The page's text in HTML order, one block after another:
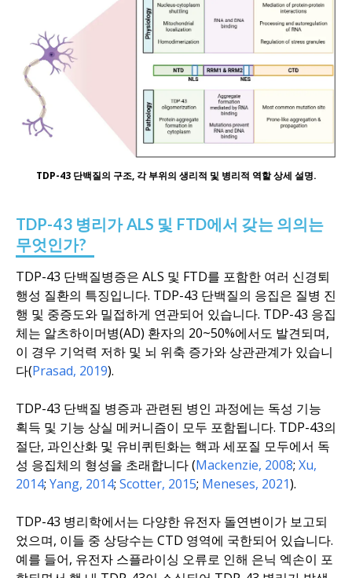
TDP-43 단백질의 구조, 각 부위의 생리적 및 병리적 역할 상세 설명.
TDP-43 병리가 ALS 및 FTD에서 갖는 의의는
무엇인가?
TDP-43 단백질병증은 ALS 및 FTD를 포함한 여러 신경퇴
행성 질환의 특징입니다. TDP-43 단백질의 응집은 질병 진
행 및 중증도와 밀접하게 연관되어 있습니다. TDP-43 응집
체는 알츠하이머병(AD) 환자의 20~50%에서도 발견되며,
이 경우 기억력 저하 및 뇌 위축 증가와 상관관계가 있습니
다(Prasad, 2019).
TDP-43 단백질 병증과 관련된 병인 과정에는 독성 기능
획득 및 기능 상실 메커니즘이 모두 포함됩니다. TDP-43의
절단, 과인산화 및 유비퀴틴화는 핵과 세포질 모두에서 독
성 응집체의 형성을 초래합니다 (Mackenzie, 2008; Xu,
2014; Yang, 2014; Scotter, 2015; Meneses, 2021).
TDP-43 병리학에서는 다양한 유전자 돌연변이가 보고되
었으며, 이들 중 상당수는 CTD 영역에 국한되어 있습니다.
예를 들어, 유전자 스플라이싱 오류로 인해 은닉 엑손이 포